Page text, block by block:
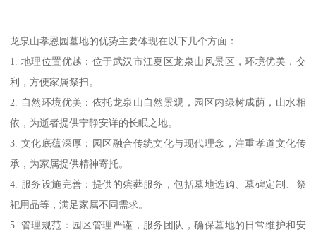
龙泉山孝恩园墓地的优势主要体现在以下几个方面：
1. 地理位置优越：位于武汉市江夏区龙泉山风景区，环境优美，交
利，方便家属祭扫。
2. 自然环境优美：依托龙泉山自然景观，园区内绿树成荫，山水相
依，为逝者提供宁静安详的长眠之地。
3. 文化底蕴深厚：园区融合传统文化与现代理念，注重孝道文化传
承，为家属提供精神寄托。
4. 服务设施完善：提供的殡葬服务，包括墓地选购、墓碑定制、祭
祀用品等，满足家属不同需求。
5. 管理规范：园区管理严谨，服务团队，确保墓地的日常维护和安